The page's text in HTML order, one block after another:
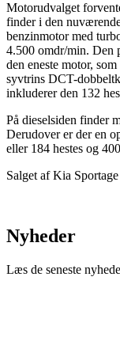
Motorudvalget
finder i den
benzinmotor med
4.500 omdr/min. Den
den eneste motor,
syvtrins DCT-
inkluderer den 132
På dieselsiden finder
Derudover er der en
eller 184 hestes og
Salget af Kia
Nyheder
Læs de seneste